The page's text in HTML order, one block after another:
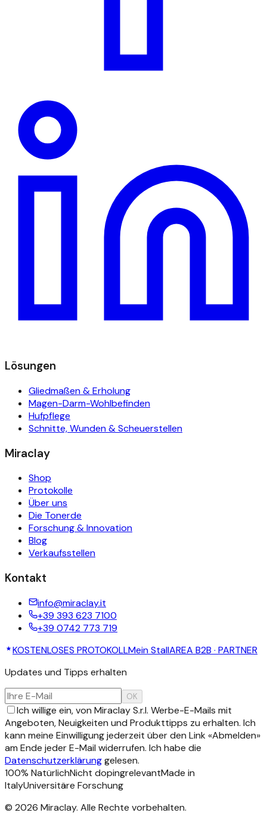
Lösungen
Gliedmaßen & Erholung
Magen-Darm-Wohlbefinden
Hufpflege
Schnitte, Wunden & Scheuerstellen
Miraclay
Shop
Protokolle
Über uns
Die Tonerde
Forschung & Innovation
Blog
Verkaufsstellen
Kontakt
info@miraclay.it
+39 393 623 7100
+39 0742 773 719
KOSTENLOSES PROTOKOLLMein StallAREA B2B · PARTNER
Updates und Tipps erhalten
OK
Ich willige ein, von Miraclay S.r.l. Werbe-E-Mails mit
Angeboten, Neuigkeiten und Produkttipps zu erhalten. Ich
kann meine Einwilligung jederzeit über den Link «Abmelden»
am Ende jeder E-Mail widerrufen. Ich habe die
Datenschutzerklärunggelesen.
100% NatürlichNicht dopingrelevantMade in
ItalyUniversitäre Forschung
© 2026 Miraclay. Alle Rechte vorbehalten.